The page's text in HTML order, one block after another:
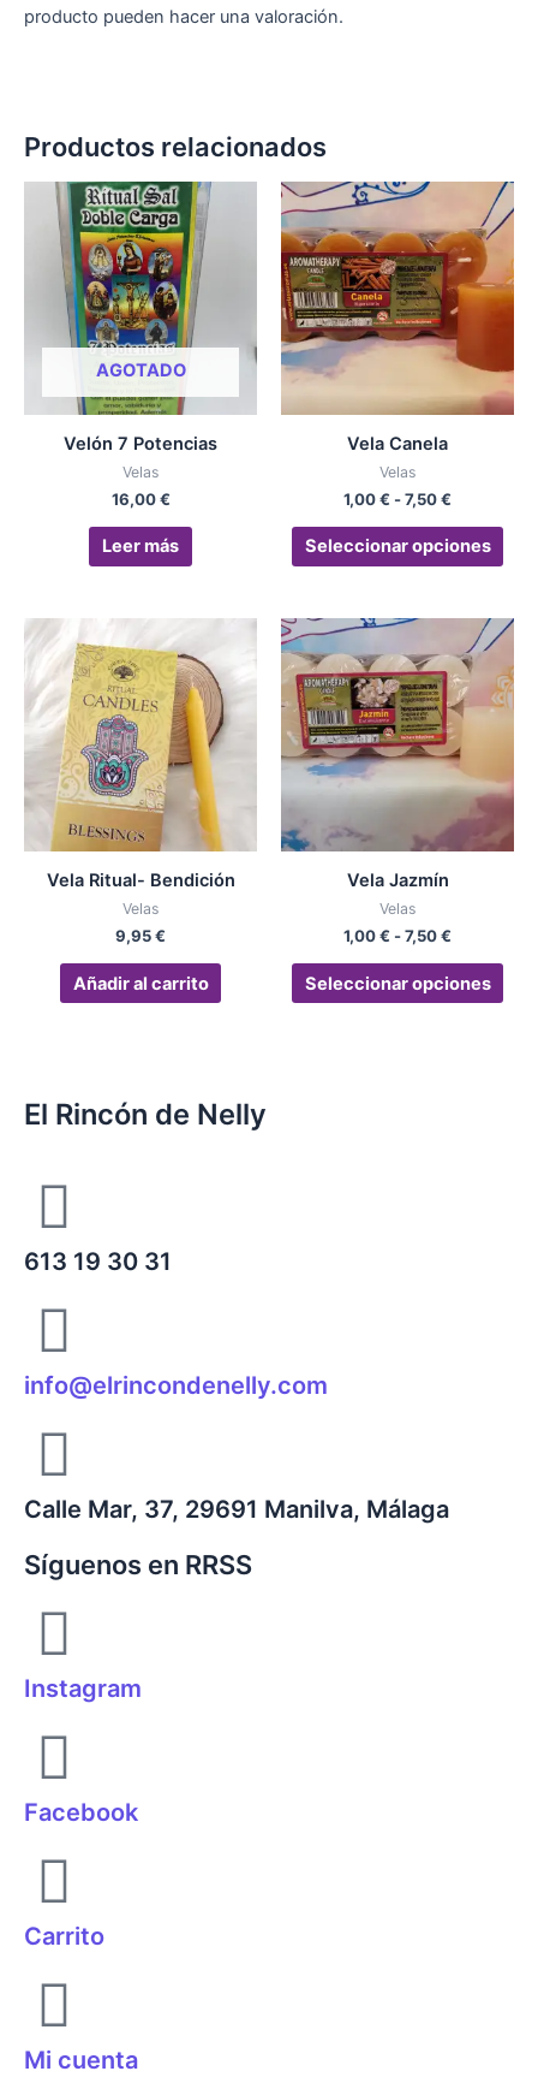
producto pueden hacer una valoración.
Productos relacionados
AGOTADO
Velón 7 Potencias
Velas
16,00€
Leer más
Vela Canela
Velas
1,00€ -7,50€
Rango
precios:
desde
1,00 €
hasta
7,50 €
Seleccionar opciones
Este
se
de
Vela Ritual- Bendición
Velas
9,95€
Añadir al carrito
Vela Jazmín
Velas
1,00€ -7,50€
Rango
de
precios:
desde
1,00 €
hasta
7,50 €
Seleccionar opciones
Este
Las
se
de
El Rincón de Nelly
613 19 30 31
info@elrincondenelly.com
Calle Mar, 37, 29691 Manilva, Málaga
Síguenos en RRSS
Instagram
Facebook
Carrito
Mi cuenta